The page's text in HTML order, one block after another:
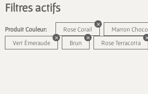
Filtres actifs
Produit Couleur: Rose Corail
Marron
Vert Émeraude
Brun Rose Terracotta